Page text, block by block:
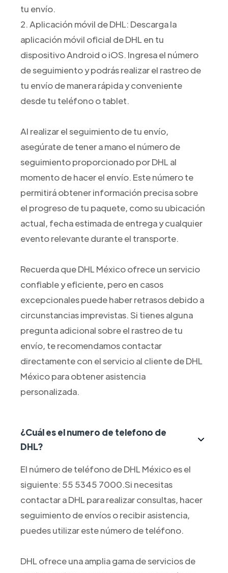
tu envío.
2. Aplicación móvil de DHL: Descarga la
aplicación móvil oficial de DHL en tu
dispositivo Android o iOS. Ingresa el número
de seguimiento y podrás realizar el rastreo de
tu envío de manera rápida y conveniente
desde tu teléfono o tablet.
Al realizar el seguimiento de tu envío,
asegúrate de tener a mano el número de
seguimiento proporcionado por DHL al
momento de hacer el envío. Este número te
permitirá obtener información precisa sobre
el progreso de tu paquete, como su ubicación
actual, fecha estimada de entrega y cualquier
evento relevante durante el transporte.
Recuerda que DHL México ofrece un servicio
confiable y eficiente, pero en casos
excepcionales puede haber retrasos debido a
circunstancias imprevistas. Si tienes alguna
pregunta adicional sobre el rastreo de tu
envío, te recomendamos contactar
directamente con el servicio al cliente de DHL
México para obtener asistencia
personalizada.
¿Cuál es el numero de telefono de
DHL?
El número de teléfono de DHL México es el
siguiente: 55 5345 7000.Si necesitas
contactar a DHL para realizar consultas, hacer
seguimiento de envíos o recibir asistencia,
puedes utilizar este número de teléfono.
DHL ofrece una amplia gama de servicios de